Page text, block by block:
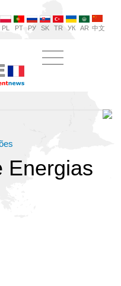
PL PT РУ SK TR УК AR 中文
Energias